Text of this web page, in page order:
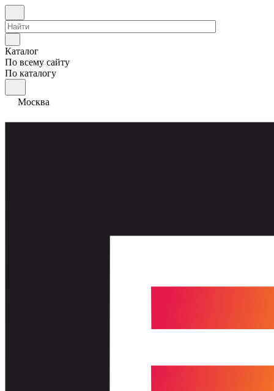
Каталог
По всему сайту
По каталогу
Москва